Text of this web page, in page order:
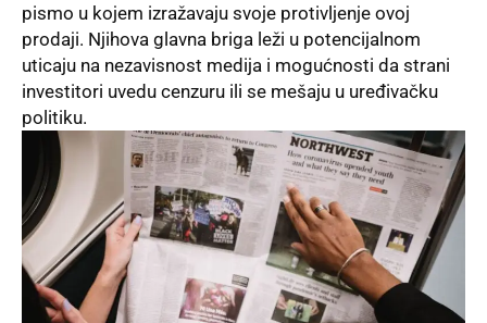
pismo u kojem izražavaju svoje protivljenje ovoj
prodaji. Njihova glavna briga leži u potencijalnom
uticaju na nezavisnost medija i mogućnosti da strani
investitori uvedu cenzuru ili se mešaju u uređivačku
politiku.